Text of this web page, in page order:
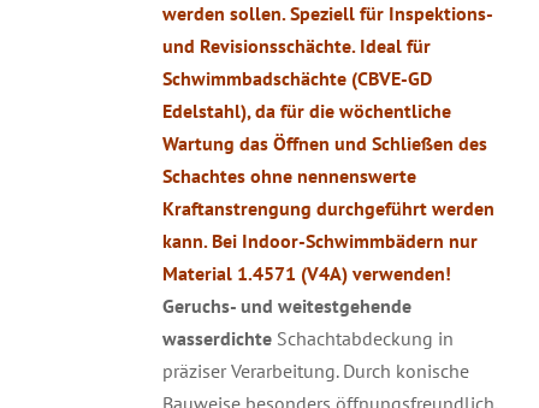
werden sollen. Speziell für Inspektions-
und Revisionsschächte. Ideal für
Schwimmbadschächte (CBVE-GD
Edelstahl), da für die wöchentliche
Wartung das Öffnen und Schließen des
Schachtes ohne nennenswerte
Kraftanstrengung durchgeführt werden
kann. Bei Indoor-Schwimmbädern nur
Material 1.4571 (V4A) verwenden!
Geruchs- und weitestgehende
wasserdichteSchachtabdeckung in
präziser Verarbeitung. Durch konische